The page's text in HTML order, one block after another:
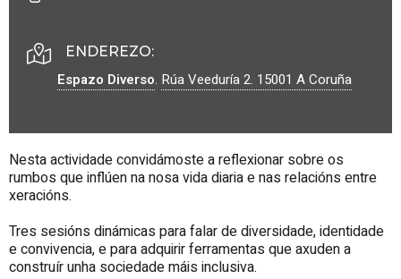
ENDEREZO:
Espazo Diverso. Rúa Veeduría 2. 15001 A Coruña
Nesta actividade convidámoste a reflexionar sobre os
rumbos que inflúen na nosa vida diaria e nas relacións entre
xeracións.
Tres sesións dinámicas para falar de diversidade, identidade
e convivencia, e para adquirir ferramentas que axuden a
construír unha sociedade máis inclusiva.